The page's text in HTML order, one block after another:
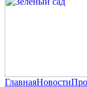
ГлавнаяНовости